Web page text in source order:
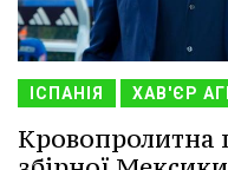
ІСПАНІЯ ХАВ'ЄР
Кровопролитна